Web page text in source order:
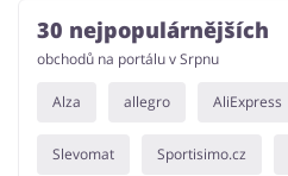
30 nejpopulárnějších
obchodů na portálu v Srpnu
Alza allegro AliExpress
Slevomat Sportisimo.cz